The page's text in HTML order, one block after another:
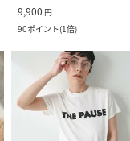
9,900 円
90ポイント(1倍)